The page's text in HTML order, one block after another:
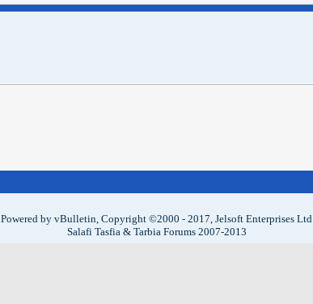
Powered by vBulletin, Copyright ©2000 - 2017, Jelsoft Enterprises Ltd
Salafi Tasfia & Tarbia Forums 2007-2013